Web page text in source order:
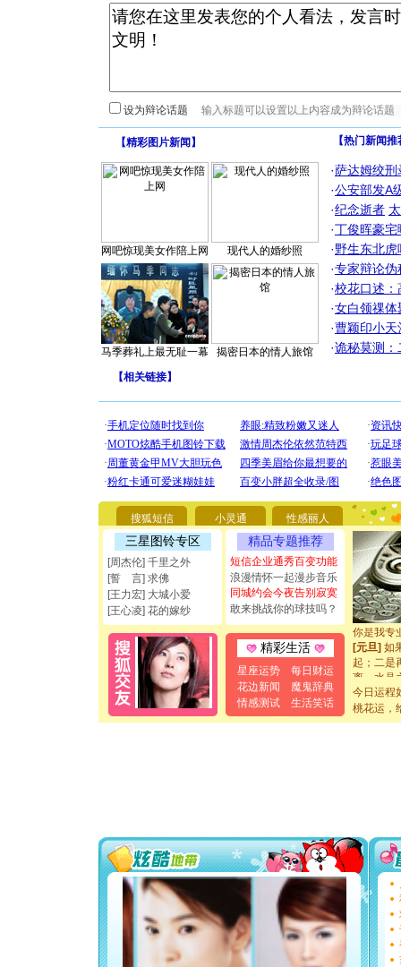
设为辩论话题
【精彩图片新闻 】
网吧惊现美女作陪上网 现代人的婚纱照
马季葬礼上最无耻一幕 揭密日本的情人旅馆
【热门新闻
·萨达姆绞刑
·公安部发A
·纪念逝者
·丁俊晖豪
·野生东北
·专家辩论伪
·校花口述：
·女白领祼体
·曹颖印小天
·诡秘莫测：
【相关链接】
搜狐短信 小灵通 性感丽人
三星图铃专区
[周杰伦] 千里之外
[誓 言] 求佛
[王力宏] 大城小爱
[王心凌] 花的嫁纱
精品专题推荐
短信企业通秀百变功能
浪漫情怀一起漫步音乐
同城约会今夜告别寂寞
敢来挑战你的球技吗？
精彩生活
星座运势
每日财运
花边新闻
魔鬼辞典
情感测试
生活笑话
[圣诞节]
你太多
要平安！
[圣诞节]
能正大光
都要快乐
[圣诞节]
如意,快
[元旦]看
断电。爱
你是我专
[元旦]如
起；二是
离。水晶
[元旦]当
泣，这痛
卖了。水
你太多，
要平安！
[圣诞节]
能正大
都要快乐
[圣诞节]
如意,快
[元旦]
看
断电。
今日运程
桃花运，